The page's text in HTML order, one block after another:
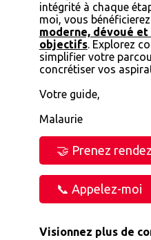
intégrité à chaque
moi, vous
moderne, dévoué
objectifs. Explorez
simplifier votre
concrétiser vos
Votre guide,
Malaurie
🤝 Prenez
📞 Appelez-moi
Visionnez plus de